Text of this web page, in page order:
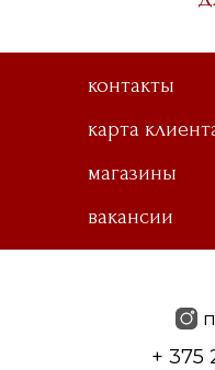
контакты
карта
магазины
вакансии
+ 375